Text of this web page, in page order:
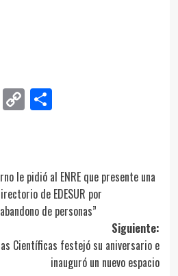
CopyCompartir
le pidió al ENRE que presente una
de EDESUR por
de personas”
Siguiente:
Científicas festejó su aniversario e
inauguró un nuevo espacio